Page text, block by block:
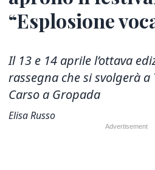
“Esplosione
Il 13 e 14 aprile l’ottava
rassegna che si svolgerà a
Carso a Gropada
Elisa Russo